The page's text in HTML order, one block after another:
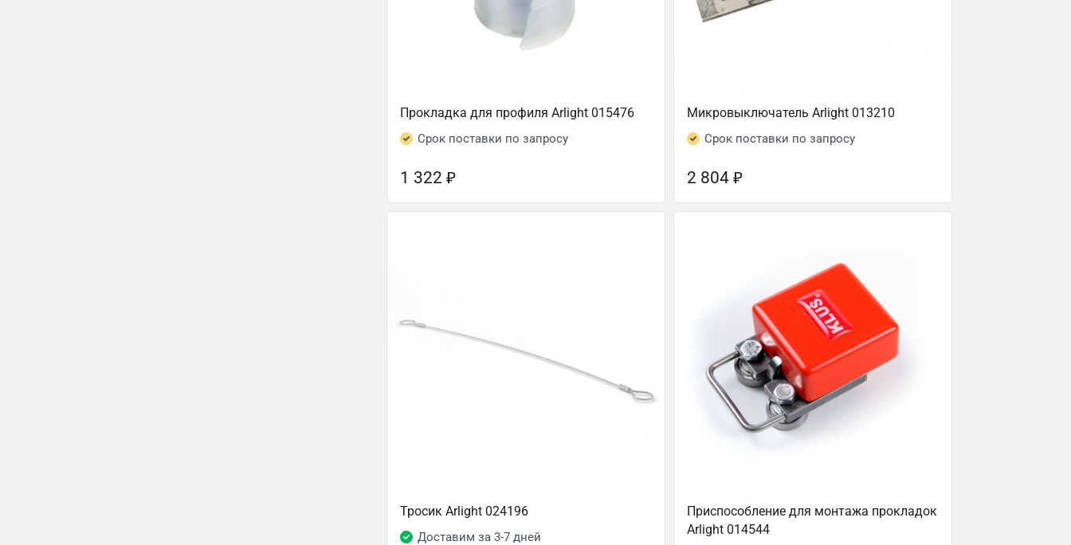
Прокладка для профиля Arlight 015476
Срок поставки по запросу
1 322 ₽
Микровыключатель Arlight 013210
Срок поставки по запросу
2 804 ₽
Тросик Arlight 024196
Доставим за 3-7 дней
Приспособление для монтажа прокладок
Arlight 014544